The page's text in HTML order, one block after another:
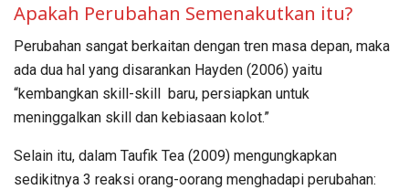
Apakah Perubahan Semenakutkan itu?
Perubahan sangat berkaitan dengan tren masa depan, maka
ada dua hal yang disarankan Hayden (2006) yaitu
“kembangkan skill-skill baru, persiapkan untuk
meninggalkan skill dan kebiasaan kolot.”
Selain itu, dalam Taufik Tea (2009) mengungkapkan
sedikitnya 3 reaksi orang-oorang menghadapi perubahan: